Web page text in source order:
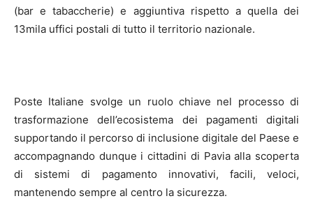
(bar e tabaccherie) e aggiuntiva rispetto a quella dei
13mila uffici postali di tutto il territorio nazionale.
Poste Italiane svolge un ruolo chiave nel processo di
trasformazione dell’ecosistema dei pagamenti digitali
supportando il percorso di inclusione digitale del Paese e
accompagnando dunque i cittadini di Pavia alla scoperta
di sistemi di pagamento innovativi, facili, veloci,
mantenendo sempre al centro la sicurezza.